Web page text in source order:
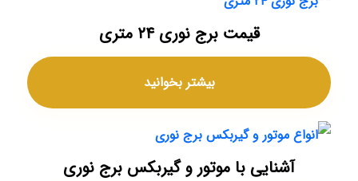
قیمت برج نوری ۲۴ متری
بیشتر بخوانید
آشنایی با موتور و گیربکس برج نوری